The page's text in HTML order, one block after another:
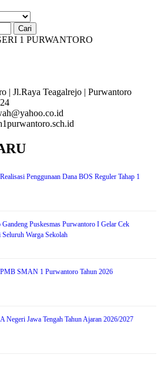
PURWANTORO
| Jl.Raya Teagalrejo | Purwantoro
Penggunaan Dana BOS Reguler Tahap 1
Puskesmas Purwantoro I Gelar Cek
Warga Sekolah
SMAN 1 Purwantoro Tahun 2026
Negeri Jawa Tengah Tahun Ajaran 2026/2027